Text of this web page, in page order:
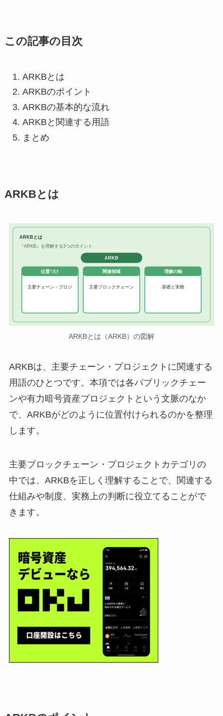
この記事の目次
ARKBとは
ARKBのポイント
ARKBの基本的な流れ
ARKBと関連する用語
まとめ
ARKBとは
ARKBとは
『ARKB』を理解する3つのポイント
ARKB
位置づけ
主要チェーン・プロジ
関連領域
主要ブロックチェーン
理解の軸
基礎と実務
ARKBとは（ARKB）の図解
ARKBは、主要チェーン・プロジェクトに関連する
用語のひとつです。本項では各パブリックチェー
ンや有力暗号資産プロジェクトという文脈のなか
で、ARKBがどのように位置付けられるのかを整理
します。
主要ブロックチェーン・プロジェクトカテゴリの
中では、ARKBを正しく理解することで、関連する
仕組みや制度、実務上の判断に役立てることがで
きます。